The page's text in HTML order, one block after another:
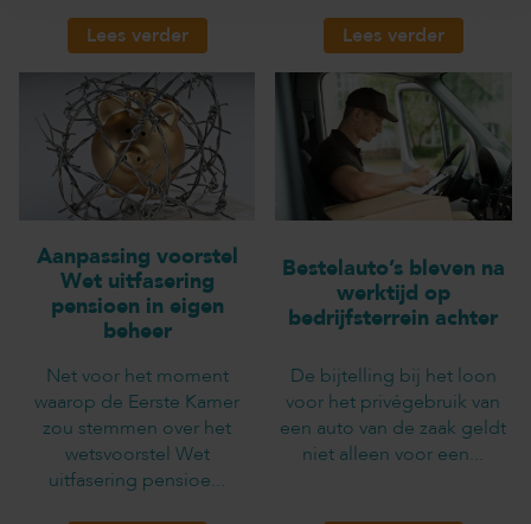
Lees verder Lees verder
Aanpassing voorstel
Wet uitfasering
pensioen in eigen
beheer
Net voor het moment
waarop de Eerste Kamer
zou stemmen over het
wetsvoorstel Wet
uitfasering pensioe...
Bestelauto’s bleven na
werktijd op
bedrijfsterrein achter
De bijtelling bij het loon
voor het privégebruik van
een auto van de zaak geldt
niet alleen voor een...